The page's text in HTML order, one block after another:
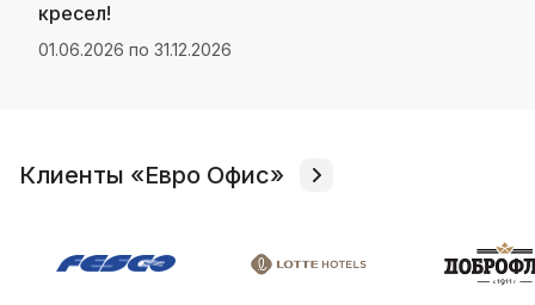
кресел!
01.06.2026 по 31.12.2026
Клиенты «Евро Офис»